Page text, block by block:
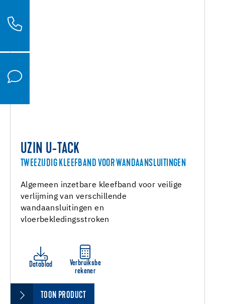
UZIN U-TACK
TWEEZIJDIG KLEEFBAND VOOR WANDAANSLUITINGEN
Algemeen inzetbare kleefband voor veilige
verlijming van verschillende
wandaansluitingen en
vloerbekledingsstroken
Datablad
Verbruiksbe
rekener
TOON PRODUCT